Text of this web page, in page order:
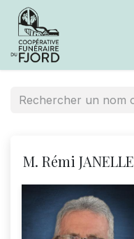
M. Rémi JANELLE